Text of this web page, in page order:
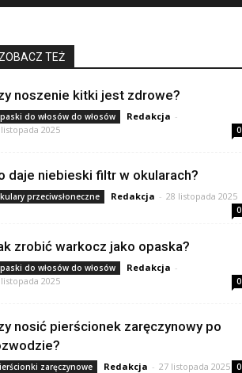
ZOBACZ TEŻ
noszenie kitki jest zdrowe?
do włosów do włosów Redakcja -
2025
0
daje niebieski filtr w okularach?
przeciwsłoneczne Redakcja - 28 listopada 2025
0
zrobić warkocz jako opaska?
do włosów do włosów Redakcja -
2025
0
nosić pierścionek zaręczynowy po
zaręczynowe Redakcja - 27 listopada 2025 0